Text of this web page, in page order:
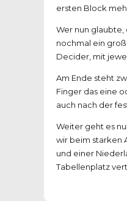
ersten Block
Wer nun
nochmal ein
Decider, mit
Am Ende steht
Finger das eine
auch nach der
Weiter geht es
wir beim starken
und einer
Tabellenplatz